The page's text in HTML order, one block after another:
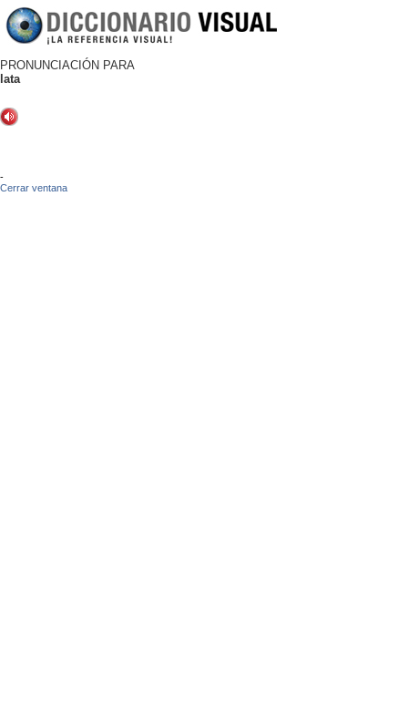
PRONUNCIACIÓN PARA
lata
-
Cerrar ventana